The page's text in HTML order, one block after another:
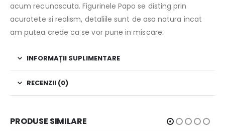
acum recunoscuta. Figurinele Papo se disting prin
acuratete si realism, detaliile sunt de asa natura incat
am putea crede ca se vor pune in miscare.
INFORMAȚII SUPLIMENTARE
RECENZII (0)
PRODUSE SIMILARE